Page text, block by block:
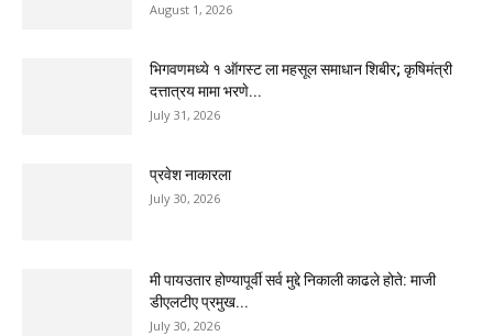
August 1, 2026
भिगवणमध्ये १ ऑगस्ट ला महसूल समाधान शिबीर; कृषिमंत्री
दत्तात्रय मामा भरणे...
July 31, 2026
प्रवेश नाकारला
July 30, 2026
मी पायउतार होण्यापूर्वी सर्व मुद्दे निकाली काढले होते: माजी
डीएलटीए प्रमुख...
July 30, 2026